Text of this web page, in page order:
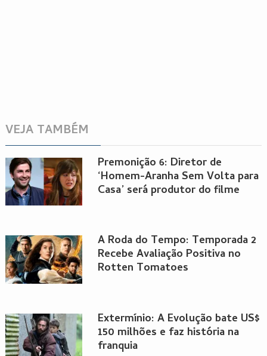
VEJA TAMBÉM
Premonição 6: Diretor de
‘Homem-Aranha Sem Volta para
Casa’ será produtor do filme
A Roda do Tempo: Temporada 2
Recebe Avaliação Positiva no
Rotten Tomatoes
Extermínio: A Evolução bate US$
150 milhões e faz história na
franquia